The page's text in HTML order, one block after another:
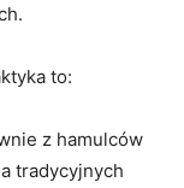
to:
z hamulców
tradycyjnych